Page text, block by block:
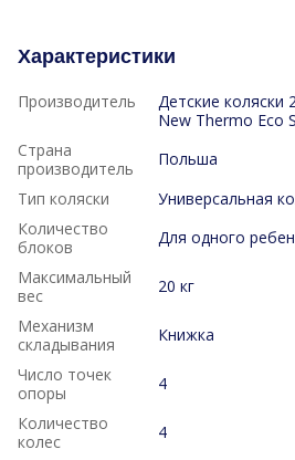
Характеристики
Производитель
Детские коляски
New Thermo Eco
Страна
производитель
Польша
Тип коляски
Универсальная
Количество
блоков
Для одного
Максимальный
вес
20 кг
Механизм
складывания
Книжка
Число точек
опоры
4
Количество
колес
4